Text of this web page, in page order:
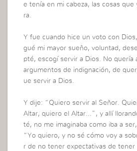
e tenía en mi cabeza, las cosas que
ra.
Y fue cuando hice un voto con
gué mi mayor sueño, voluntad,
pté, escogí servir a Dios. No quería
argumentos de indignación, de
ue servir a Dios.
Y dije: “Quiero servir al Señor.
Altar, quiero el Altar…”, y allí
té, no me imaginaba como iba a
“Yo quiero, y no sé cómo voy a
r de no tener expectativas de tener